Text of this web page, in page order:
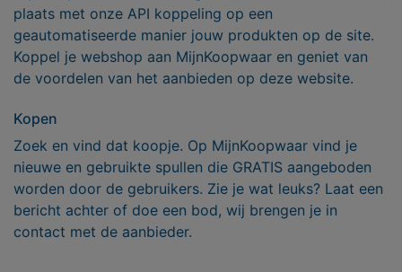
plaats met onze API koppeling op een
geautomatiseerde manier jouw produkten op de site.
Koppel je webshop aan MijnKoopwaar en geniet van
de voordelen van het aanbieden op deze website.
Kopen
Zoek en vind dat koopje. Op MijnKoopwaar vind je
nieuwe en gebruikte spullen die GRATIS aangeboden
worden door de gebruikers. Zie je wat leuks? Laat een
bericht achter of doe een bod, wij brengen je in
contact met de aanbieder.